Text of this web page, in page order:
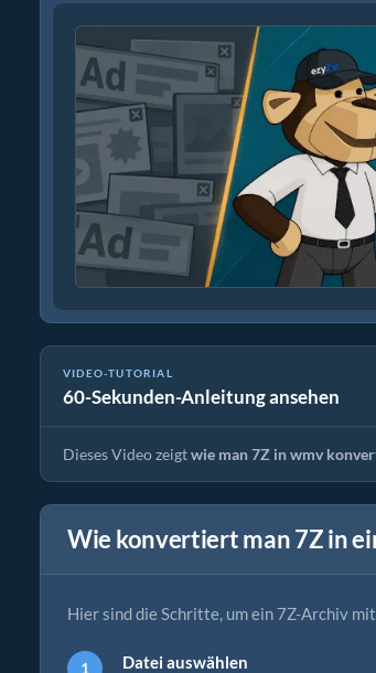
VIDEO-TUTORIAL
60-Sekunden-Anleitung ansehen
Wie man 7Z in die Originaldatei konvertiert
Dieses Video zeigtwie man 7Z in wmv
Wie konvertiert man 7Z in
Hier sind die Schritte, um ein 7Z-Archiv
Datei auswählen